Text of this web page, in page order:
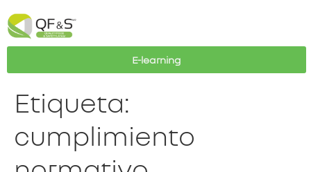
E-learning
Etiqueta:
cumplimiento